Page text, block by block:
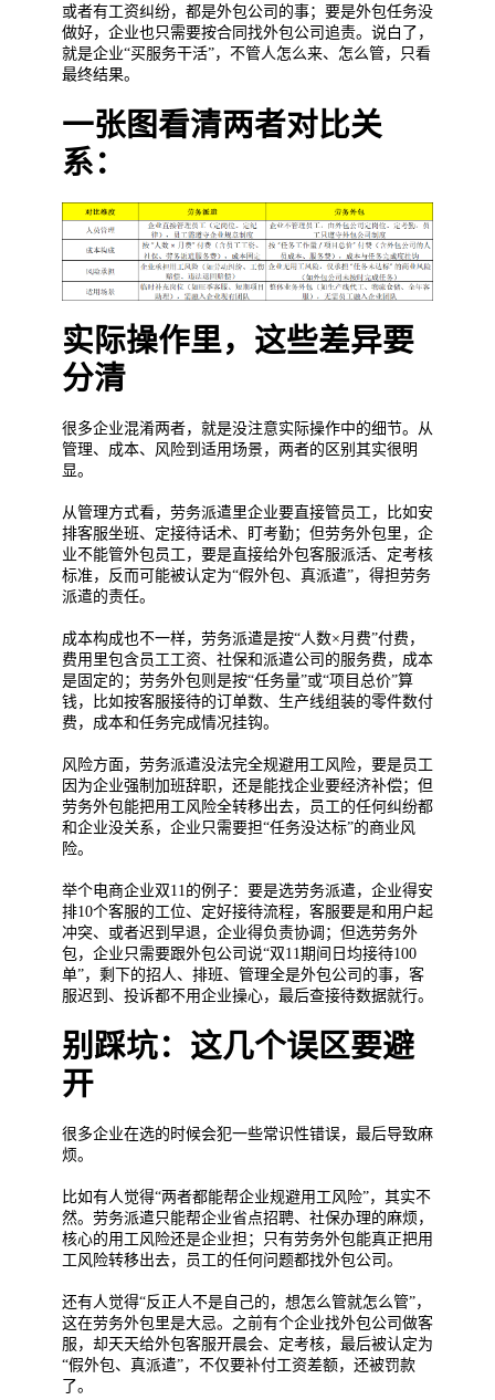
或者有工资纠纷，都是外包公司的事；要是外包任务没
做好，企业也只需要按合同找外包公司追责。说白了，
就是企业“买服务干活”，不管人怎么来、怎么管，只看
最终结果。
一张图看清两者对比关
系：
实际操作里，这些差异要
分清
很多企业混淆两者，就是没注意实际操作中的细节。从
管理、成本、风险到适用场景，两者的区别其实很明
显。
从管理方式看，劳务派遣里企业要直接管员工，比如安
排客服坐班、定接待话术、盯考勤；但劳务外包里，企
业不能管外包员工，要是直接给外包客服派活、定考核
标准，反而可能被认定为“假外包、真派遣”，得担劳务
派遣的责任。
成本构成也不一样，劳务派遣是按“人数×月费”付费，
费用里包含员工工资、社保和派遣公司的服务费，成本
是固定的；劳务外包则是按“任务量”或“项目总价”算
钱，比如按客服接待的订单数、生产线组装的零件数付
费，成本和任务完成情况挂钩。
风险方面，劳务派遣没法完全规避用工风险，要是员工
因为企业强制加班辞职，还是能找企业要经济补偿；但
劳务外包能把用工风险全转移出去，员工的任何纠纷都
和企业没关系，企业只需要担“任务没达标”的商业风
险。
举个电商企业双11的例子：要是选劳务派遣，企业得安
排10个客服的工位、定好接待流程，客服要是和用户起
冲突、或者迟到早退，企业得负责协调；但选劳务外
包，企业只需要跟外包公司说“双11期间日均接待100
单”，剩下的招人、排班、管理全是外包公司的事，客
服迟到、投诉都不用企业操心，最后查接待数据就行。
别踩坑：这几个误区要避
开
很多企业在选的时候会犯一些常识性错误，最后导致麻
烦。
比如有人觉得“两者都能帮企业规避用工风险”，其实不
然。劳务派遣只能帮企业省点招聘、社保办理的麻烦，
核心的用工风险还是企业担；只有劳务外包能真正把用
工风险转移出去，员工的任何问题都找外包公司。
还有人觉得“反正人不是自己的，想怎么管就怎么管”，
这在劳务外包里是大忌。之前有个企业找外包公司做客
服，却天天给外包客服开晨会、定考核，最后被认定为
“假外包、真派遣”，不仅要补付工资差额，还被罚款
了。